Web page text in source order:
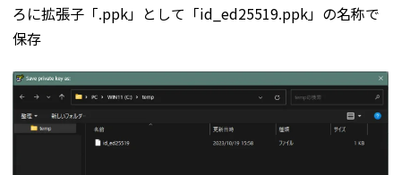
ろに拡張子「.ppk」として「id_ed25519.ppk」の名称で
保存